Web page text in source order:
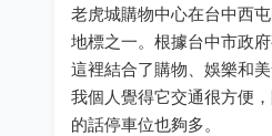
老虎城購物中心在台中西
地標之一。根據台中市政
這裡結合了購物、娛樂和美
我個人覺得它交通很方便
的話停車位也夠多。